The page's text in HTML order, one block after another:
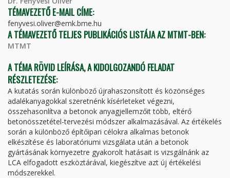
TÉMAVEZETŐ E-MAIL CÍME:
fenyvesi.oliver@emk.bme.hu
A TÉMAVEZETŐ TELJES PUBLIKÁCIÓS LISTÁJA AZ MTMT-BEN:
MTMT
A TÉMA RÖVID LEÍRÁSA, A KIDOLGOZANDÓ FELADAT
RÉSZLETEZÉSE:
A kutatás során különböző újrahaszonsított és közönséges
adalékanyagokkal szeretnénk kísérleteket végezni,
összehasonlítva a betonok anyagjellemzőit több, eltérő
betonösszetétel-tervezési módszer alkalmazásával. Az értékelés
során a különböző építőipari célokra alkalmas betonok
elkészítése és laboratóriumi vizsgálata után a betonok
gyártásának környezetre gyakorolt hatásait is vizsgálnánk az
LCA elfogadott eszköztárával, kiegészítve azt új értékelési
módszerekkel.